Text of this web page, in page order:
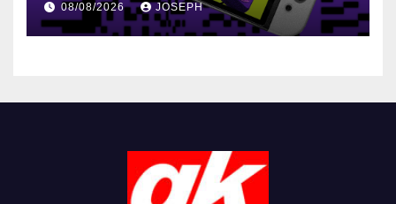
08/08/2026 JOSEPH